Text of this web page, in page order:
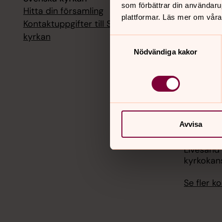
som förbättrar din
plattformar. Läs mer om
Nödvändiga kakor
Avvisa
Hitta din församling
Kontaktuppgifter till Svenska
kyrkan
1
Se fler